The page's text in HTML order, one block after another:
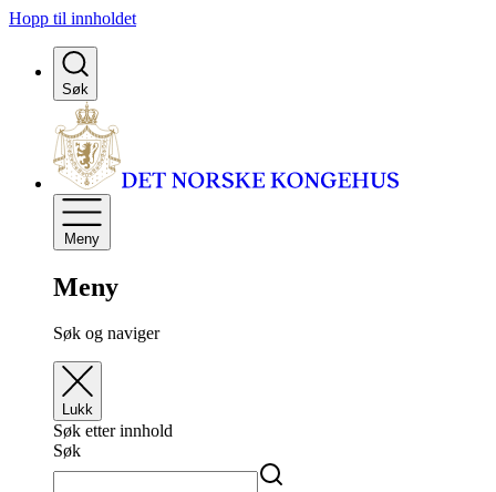
Hopp til innholdet
Søk
Meny
Meny
Søk og naviger
Lukk
Søk etter innhold
Søk